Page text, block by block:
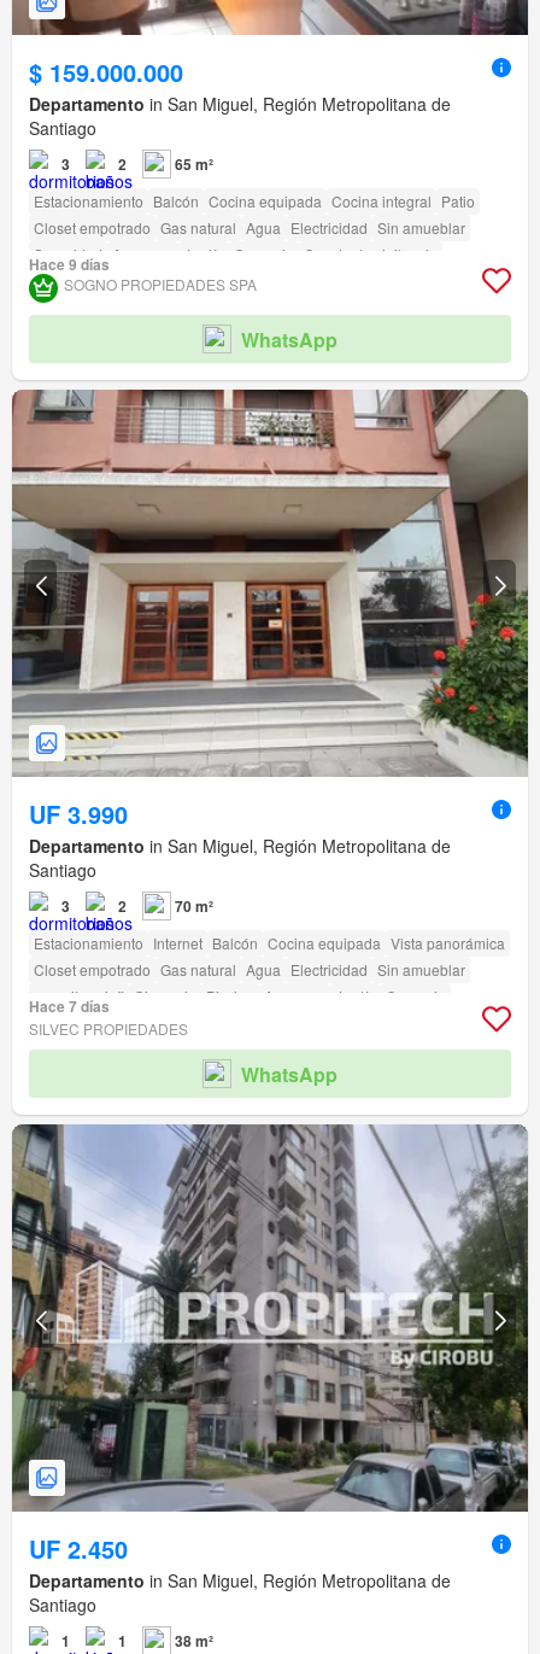
$ 159.000.000
Departamento in San Miguel, Región Metropolitana de
Santiago
3 2 65 m²
Estacionamiento Balcón Cocina equipada Cocina integral Patio
Closet empotrado Gas natural Agua Electricidad Sin amueblar
Seguridad
Ascensor Jardín Conserje
Caseta de vigilancia
Acceso para personas con discapacidad
Hace 9 días
SOGNO PROPIEDADES SPA
WhatsApp
UF 3.990
Departamento in San Miguel, Región Metropolitana de
Santiago
3 2 70 m²
Estacionamiento Internet Balcón Cocina equipada Vista panorámica
Closet empotrado Gas natural Agua Electricidad Sin amueblar
amenity_wi_fi Gimnasio Piscina Ascensor Jardín
Conserje
Caseta de vigilancia Acceso para personas con discapacidad
Hace 7 días
SILVEC PROPIEDADES
WhatsApp
UF 2.450
Departamento in San Miguel, Región Metropolitana de
Santiago
1 1
38 m²